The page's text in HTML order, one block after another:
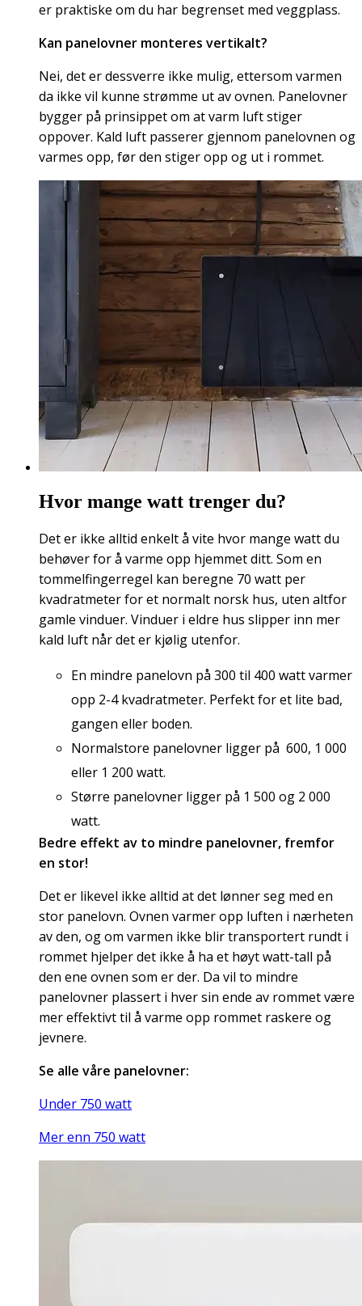
er praktiske om du har begrenset med veggplass.
Kan panelovner monteres vertikalt?
Nei, det er dessverre ikke mulig, ettersom varmen
da ikke vil kunne strømme ut av ovnen. Panelovner
bygger på prinsippet om at varm luft stiger
oppover. Kald luft passerer gjennom panelovnen og
varmes opp, før den stiger opp og ut i rommet.
Hvor mange watt trenger du?
Det er ikke alltid enkelt å vite hvor mange watt du
behøver for å varme opp hjemmet ditt. Som en
tommelfingerregel kan beregne 70 watt per
kvadratmeter for et normalt norsk hus, uten altfor
gamle vinduer. Vinduer i eldre hus slipper inn mer
kald luft når det er kjølig utenfor.
En mindre panelovn på 300 til 400 watt varmer
opp 2-4 kvadratmeter. Perfekt for et lite bad,
gangen eller boden.
Normalstore panelovner ligger på 600, 1 000
eller 1 200 watt.
Større panelovner ligger på 1 500 og 2 000
watt.
Bedre effekt av to mindre panelovner, fremfor
en stor!
Det er likevel ikke alltid at det lønner seg med en
stor panelovn. Ovnen varmer opp luften i nærheten
av den, og om varmen ikke blir transportert rundt i
rommet hjelper det ikke å ha et høyt watt-tall på
den ene ovnen som er der. Da vil to mindre
panelovner plassert i hver sin ende av rommet være
mer effektivt til å varme opp rommet raskere og
jevnere.
Se alle våre panelovner:
Under 750 watt
Mer enn 750 watt